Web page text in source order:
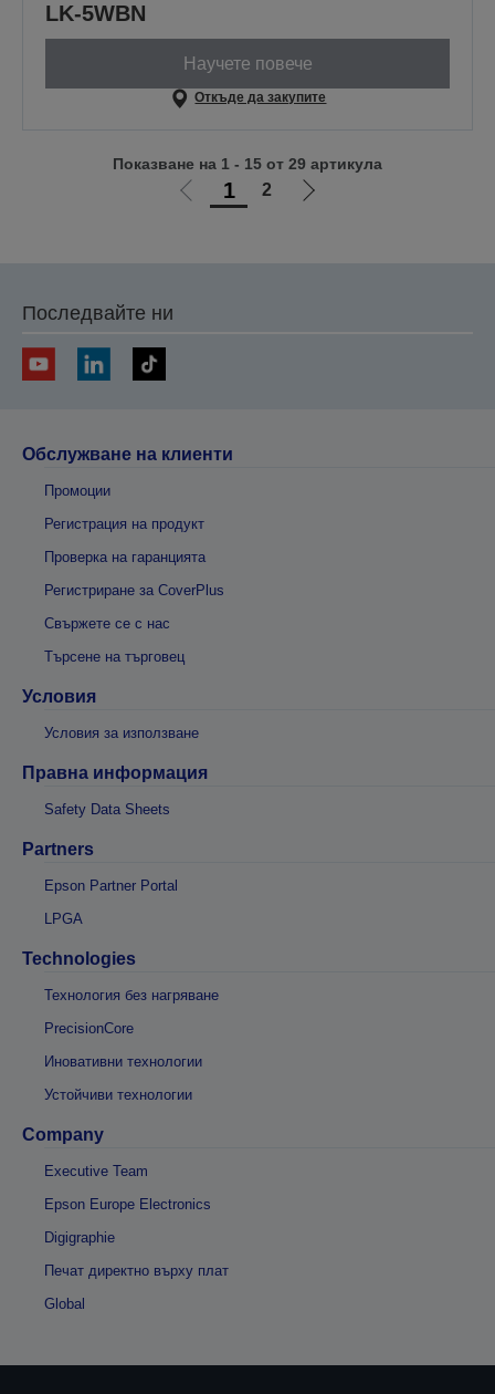
LK-5WBN
Научете повече
Откъде да закупите
Отиди
1 2
Отиди
Показване на 1 - 15 от 29 артикула
Последвайте ни
Обслужване на клиенти
Промоции
Регистрация на продукт
Проверка на гаранцията
Регистриране за CoverPlus
Свържете се с нас
Търсене на търговец
Условия
Условия за използване
Правна информация
Safety Data Sheets
Partners
Epson Partner Portal
LPGA
Technologies
Технология без нагряване
PrecisionCore
Иновативни технологии
Устойчиви технологии
Company
Executive Team
Epson Europe Electronics
Digigraphie
Печат директно върху плат
Global